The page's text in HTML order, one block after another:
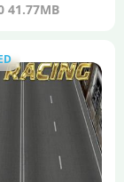
41.77MB